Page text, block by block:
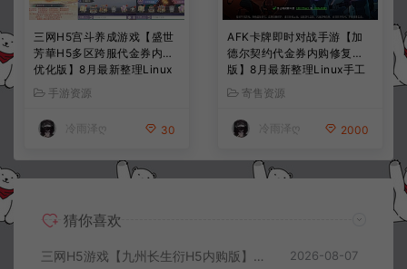
三网H5宫斗养成游戏【盛世
芳華H5多区跨服代金券内购
优化版】8月最新整理Linux
手工服务端+CDK授权后台
+全资源安卓+详细搭建教程
+视频教程
手游资源
冷雨泽ღ 30
AFK卡牌即时对战手游【加
德尔契约代金券内购修复
版】8月最新整理Linux手工
服务端+前后端全套源码+CD
K授权后台+安卓苹果双端
+详细搭建教程+视频教程
寄售资源
冷雨泽ღ 2000
猜你喜欢
三网H5游戏【九州长生衍H5内购版】8月最新整理Linux手工服务端+管理后台+GM授权后台+简易安卓客户端+详细搭建教程+视频教程 2026-08-07